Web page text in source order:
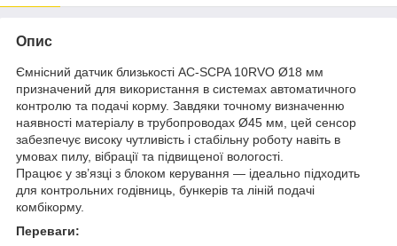
Опис
Ємнісний датчик близькості AC-SCPA 10RVO Ø18 мм
призначений для використання в системах автоматичного
контролю та подачі корму. Завдяки точному визначенню
наявності матеріалу в трубопроводах Ø45 мм, цей сенсор
забезпечує високу чутливість і стабільну роботу навіть в
умовах пилу, вібрації та підвищеної вологості.
Працює у зв’язці з блоком керування — ідеально підходить
для контрольних годівниць, бункерів та ліній подачі
комбікорму.
Переваги: